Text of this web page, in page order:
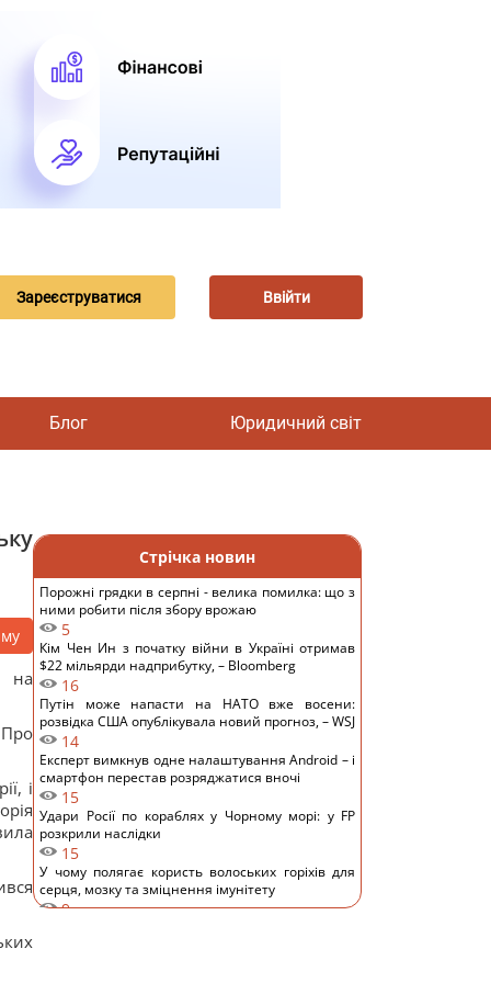
Зареєструватися Ввійти
Блог Юридичний світ
на
і
Стрічка новин
Порожні грядки в серпні - велика помилка: що з
ними робити після збору врожаю
5
Кім Чен Ин з початку війни в Україні отримав
$22 мільярди надприбутку, – Bloomberg
16
Путін може напасти на НАТО вже восени:
розвідка США опублікувала новий прогноз, – WSJ
14
Експерт вимкнув одне налаштування Android – і
смартфон перестав розряджатися вночі
15
Удари Росії по кораблях у Чорному морі: у FP
розкрили наслідки
15
У чому полягає користь волоських горіхів для
серця, мозку та зміцнення імунітету
9